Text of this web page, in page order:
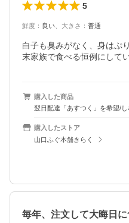
5
鮮度 ： 良い 大きさ ： 普通
白子も臭みがなく、身はぷ
末家族で食べる恒例にして
購入した商品
翌日配達「あすつく」を希望/し
購入したストア
山口ふぐ本舗きらく